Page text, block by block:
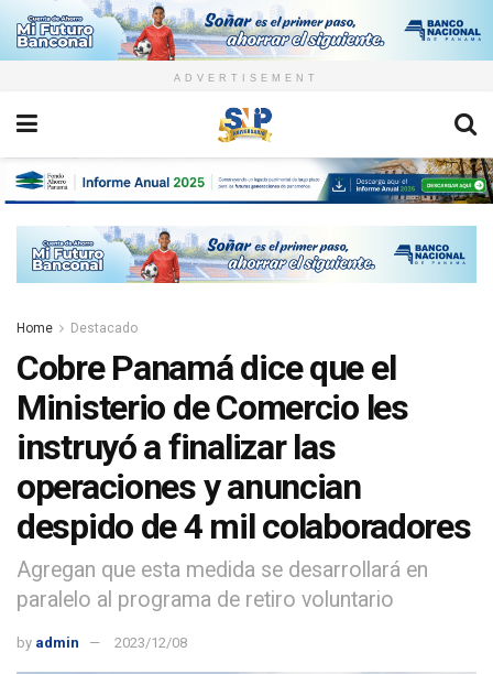
ADVERTISEMENT
Home Destacado
Cobre Panamá dice que el
Ministerio de Comercio les
instruyó a finalizar las
operaciones y anuncian
despido de 4 mil colaboradores
Agregan que esta medida se desarrollará en
paralelo al programa de retiro voluntario
by admin 2023/12/08